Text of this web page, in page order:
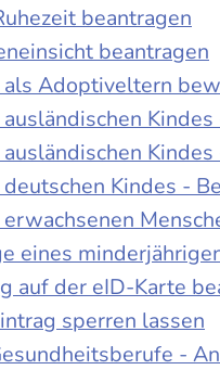
beantragen
beantragen
Adoptiveltern
Kindes -
eines
auf der eID-Karte
sperren lassen
-